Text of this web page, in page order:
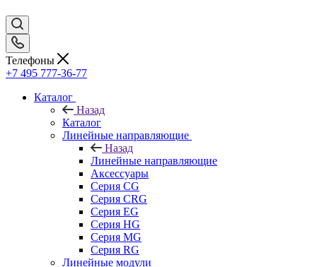
Телефоны
+7 495 777-36-77
Каталог
Назад
Каталог
Линейные направляющие
Назад
Линейные направляющие
Аксессуары
Серия CG
Серия CRG
Серия EG
Серия HG
Серия MG
Серия RG
Линейные модули